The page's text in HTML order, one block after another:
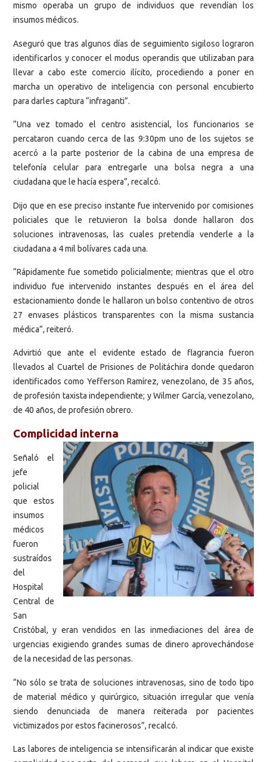
mismo operaba un grupo de individuos que revendían los
insumos médicos.
Aseguró que tras algunos días de seguimiento sigiloso lograron
identificarlos y conocer el modus operandis que utilizaban para
llevar a cabo este comercio ilícito, procediendo a poner en
marcha un operativo de inteligencia con personal encubierto
para darles captura “infraganti”.
“Una vez tomado el centro asistencial, los funcionarios se
percataron cuando cerca de las 9:30pm uno de los sujetos se
acercó a la parte posterior de la cabina de una empresa de
telefonía celular para entregarle una bolsa negra a una
ciudadana que le hacía espera”, recalcó.
Dijo que en ese preciso instante fue intervenido por comisiones
policiales que le retuvieron la bolsa donde hallaron dos
soluciones intravenosas, las cuales pretendía venderle a la
ciudadana a 4 mil bolívares cada una.
“Rápidamente fue sometido policialmente; mientras que el otro
individuo fue intervenido instantes después en el área del
estacionamiento donde le hallaron un bolso contentivo de otros
27 envases plásticos transparentes con la misma sustancia
médica”, reiteró.
Advirtió que ante el evidente estado de flagrancia fueron
llevados al Cuartel de Prisiones de Politáchira donde quedaron
identificados como Yefferson Ramírez, venezolano, de 35 años,
de profesión taxista independiente; y Wilmer García, venezolano,
de 40 años, de profesión obrero.
Complicidad interna
Señaló el
jefe
policial
que estos
insumos
médicos
fueron
sustraídos
del
Hospital
Central de
San
Cristóbal, y eran vendidos en las inmediaciones del área de
urgencias exigiendo grandes sumas de dinero aprovechándose
de la necesidad de las personas.
“No sólo se trata de soluciones intravenosas, sino de todo tipo
de material médico y quirúrgico, situación irregular que venía
siendo denunciada de manera reiterada por pacientes
victimizados por estos facinerosos”, recalcó.
Las labores de inteligencia se intensificarán al indicar que existe